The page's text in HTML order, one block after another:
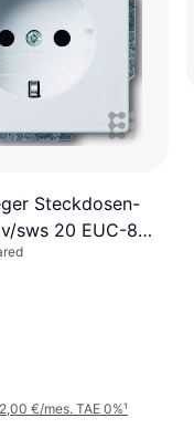
Steckdosen-
sws 20 EUC-84
€/mes. TAE 0%¹